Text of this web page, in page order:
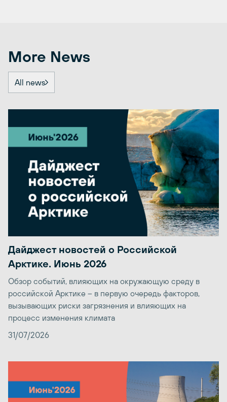
More News
All news
Дайджест новостей о Российской
Арктике. Июнь 2026
Обзор событий, влияющих на окружающую среду в
российской Арктике – в первую очередь факторов,
вызывающих риски загрязнения и влияющих на
процесс изменения климата
31/07/2026